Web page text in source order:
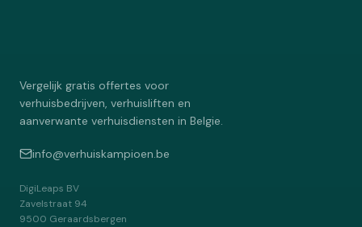
Vergelijk gratis offertes voor
verhuisbedrijven, verhuisliften en
aanverwante verhuisdiensten in Belgie.
info@verhuiskampioen.be
DigiLeaps BV
Zavelstraat 94
9500 Geraardsbergen